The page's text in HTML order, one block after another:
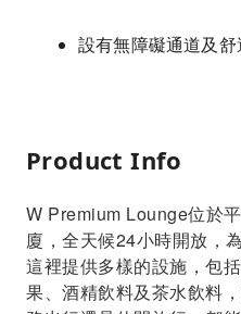
設有無障礙通道及
Product Info
W Premium Lounge位於
廈，全天候24小時開放，
這裡提供多樣的設施，包
果、酒精飲料及茶水飲料